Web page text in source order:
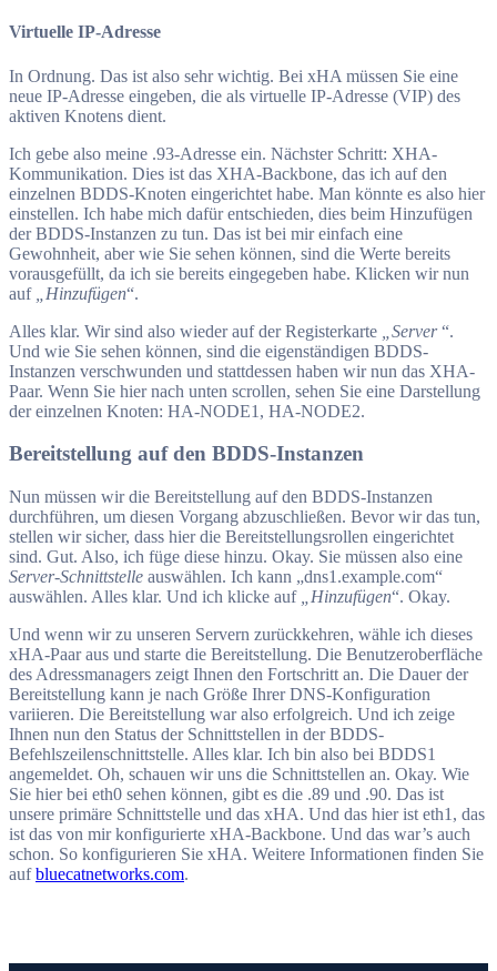
Virtuelle IP-Adresse
In Ordnung. Das ist also sehr wichtig. Bei xHA müssen Sie eine
neue IP-Adresse eingeben, die als virtuelle IP-Adresse (VIP) des
aktiven Knotens dient.
Ich gebe also meine .93-Adresse ein. Nächster Schritt: XHA-
Kommunikation. Dies ist das XHA-Backbone, das ich auf den
einzelnen BDDS-Knoten eingerichtet habe. Man könnte es also hier
einstellen. Ich habe mich dafür entschieden, dies beim Hinzufügen
der BDDS-Instanzen zu tun. Das ist bei mir einfach eine
Gewohnheit, aber wie Sie sehen können, sind die Werte bereits
vorausgefüllt, da ich sie bereits eingegeben habe. Klicken wir nun
auf
„Hinzufügen“.
Alles klar. Wir sind also wieder auf der Registerkarte
„Server“.
Und wie Sie sehen können, sind die eigenständigen BDDS-
Instanzen verschwunden und stattdessen haben wir nun das XHA-
Paar. Wenn Sie hier nach unten scrollen, sehen Sie eine Darstellung
der einzelnen Knoten: HA-NODE1, HA-NODE2.
Bereitstellung auf den BDDS-Instanzen
Nun müssen wir die Bereitstellung auf den BDDS-Instanzen
durchführen, um diesen Vorgang abzuschließen. Bevor wir das tun,
stellen wir sicher, dass hier die Bereitstellungsrollen eingerichtet
sind. Gut. Also, ich füge diese hinzu. Okay. Sie müssen also eine
Server-Schnittstelle auswählen. Ich kann „dns1.example.com“
auswählen. Alles klar. Und ich klicke auf
„Hinzufügen“. Okay.
Und wenn wir zu unseren Servern zurückkehren, wähle ich dieses
xHA-Paar aus und starte die Bereitstellung. Die Benutzeroberfläche
des Adressmanagers zeigt Ihnen den Fortschritt an. Die Dauer der
Bereitstellung kann je nach Größe Ihrer DNS-Konfiguration
variieren. Die Bereitstellung war also erfolgreich. Und ich zeige
Ihnen nun den Status der Schnittstellen in der BDDS-
Befehlszeilenschnittstelle. Alles klar. Ich bin also bei BDDS1
angemeldet. Oh, schauen wir uns die Schnittstellen an. Okay. Wie
Sie hier bei eth0 sehen können, gibt es die .89 und .90. Das ist
unsere primäre Schnittstelle und das xHA. Und das hier ist eth1, das
ist das von mir konfigurierte xHA-Backbone. Und das war’s auch
schon. So konfigurieren Sie xHA. Weitere Informationen finden Sie
aufbluecatnetworks.com.